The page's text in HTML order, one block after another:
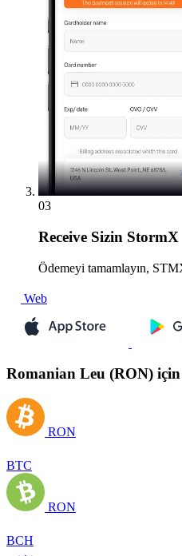
03
Receive Sizin StormX
Ödemeyi tamamlayın,
Web
Romanian Leu (RON)
RON
BTC
RON
BCH